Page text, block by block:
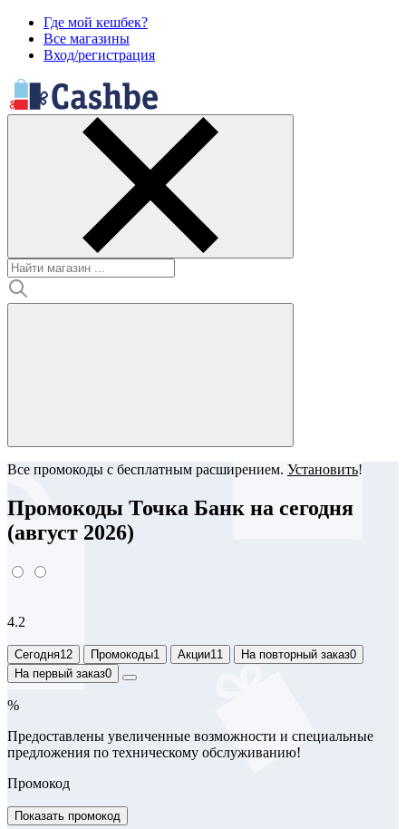
Где мой кешбек?
Все магазины
Вход/регистрация
Все промокоды с бесплатным расширением. Установить!
Промокоды Точка Банк на сегодня
(август 2026)
4.2
Сегодня12 Промокоды1 Акции11 На повторный заказ0
На первый заказ0
%
Предоставлены увеличенные возможности и специальные
предложения по техническому обслуживанию!
Промокод
Показать промокод